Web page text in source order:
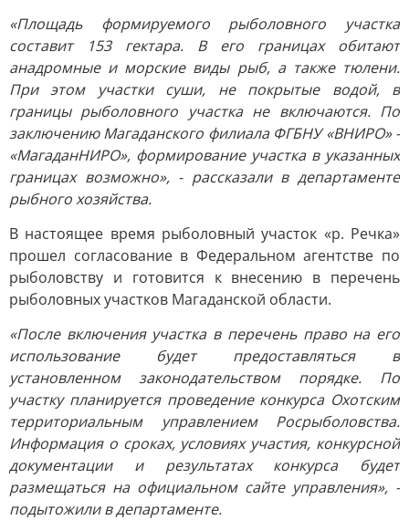
«Площадь формируемого рыболовного участка
составит 153 гектара. В его границах обитают
анадромные и морские виды рыб, а также тюлени.
При этом участки суши, не покрытые водой, в
границы рыболовного участка не включаются. По
заключению Магаданского филиала ФГБНУ «ВНИРО» -
«МагаданНИРО», формирование участка в указанных
границах возможно», - рассказали в департаменте
рыбного хозяйства.
В настоящее время рыболовный участок «р. Речка»
прошел согласование в Федеральном агентстве по
рыболовству и готовится к внесению в перечень
рыболовных участков Магаданской области.
«После включения участка в перечень право на его
использование будет предоставляться в
установленном законодательством порядке. По
участку планируется проведение конкурса Охотским
территориальным управлением Росрыболовства.
Информация о сроках, условиях участия, конкурсной
документации и результатах конкурса будет
размещаться на официальном сайте управления», -
подытожили в департаменте.